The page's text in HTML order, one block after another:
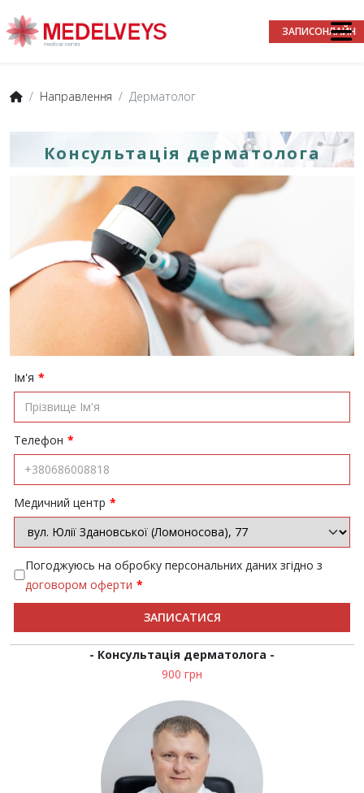
ЗАПИСОНЛАЙН
Направлення Дерматолог
Консультація дерматолога
Ім'я *
Телефон *
Медичний центр *
Погоджуюсь на обробку персональних даних згідно з
договором оферти *
ЗАПИСАТИСЯ
- Консультація дерматолога -
900 грн